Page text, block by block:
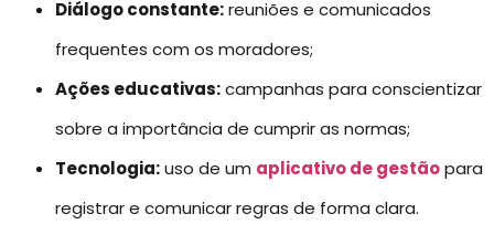
Diálogo constante:reuniões e comunicados
frequentes com os moradores;
Ações educativas:campanhas para conscientizar
sobre a importância de cumprir as normas;
Tecnologia:uso de um aplicativo de gestãopara
registrar e comunicar regras de forma clara.